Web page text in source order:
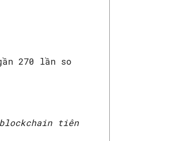
270 lần so
tiên